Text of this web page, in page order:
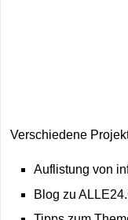
Verschiedene
Auflistung von
Blog zu